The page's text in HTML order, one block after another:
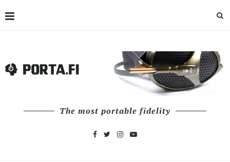
The most portable fidelity